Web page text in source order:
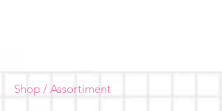
Shop / Assortiment